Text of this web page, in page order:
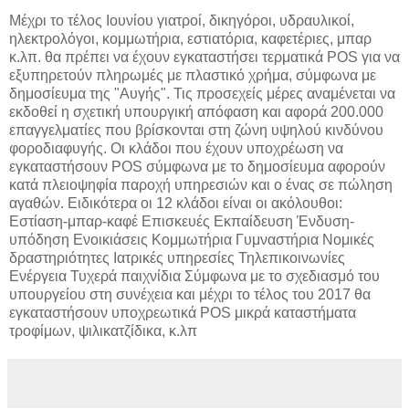
Μέχρι το τέλος Ιουνίου γιατροί, δικηγόροι, υδραυλικοί,
ηλεκτρολόγοι, κομμωτήρια, εστιατόρια, καφετέριες, μπαρ
κ.λπ. θα πρέπει να έχουν εγκαταστήσει τερματικά POS για να
εξυπηρετούν πληρωμές με πλαστικό χρήμα, σύμφωνα με
δημοσίευμα της "Αυγής". Τις προσεχείς μέρες αναμένεται να
εκδοθεί η σχετική υπουργική απόφαση και αφορά 200.000
επαγγελματίες που βρίσκονται στη ζώνη υψηλού κινδύνου
φοροδιαφυγής. Οι κλάδοι που έχουν υποχρέωση να
εγκαταστήσουν POS σύμφωνα με το δημοσίευμα αφορούν
κατά πλειοψηφία παροχή υπηρεσιών και ο ένας σε πώληση
αγαθών. Ειδικότερα οι 12 κλάδοι είναι οι ακόλουθοι:
Εστίαση-μπαρ-καφέ Επισκευές Εκπαίδευση Ένδυση-
υπόδηση Ενοικιάσεις Κομμωτήρια Γυμναστήρια Νομικές
δραστηριότητες Ιατρικές υπηρεσίες Τηλεπικοινωνίες
Ενέργεια Τυχερά παιχνίδια Σύμφωνα με το σχεδιασμό του
υπουργείου στη συνέχεια και μέχρι το τέλος του 2017 θα
εγκαταστήσουν υποχρεωτικά POS μικρά καταστήματα
τροφίμων, ψιλικατζίδικα, κ.λπ